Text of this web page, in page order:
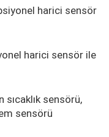
harici sensör
harici sensör ile
sıcaklık sensörü,
sensörü